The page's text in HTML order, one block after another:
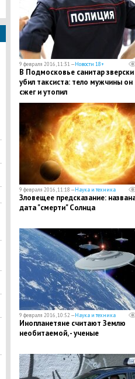
9 февраля 2016, 11:31 —Новости 18+
В Подмосковье санитар зверски
убил таксиста: тело мужчины он
сжег и утопил
9 февраля 2016, 11:18 —Наука и техника
Зловещее предсказание:
дата "смерти" Солнца
9 февраля 2016, 10:52 —Наука и техника
Инопланетяне считают Землю
необитаемой, - ученые